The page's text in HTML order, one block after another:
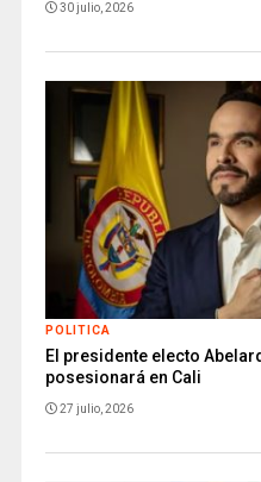
30 julio, 2026
POLITICA
El presidente electo
posesionará en Cali
27 julio, 2026